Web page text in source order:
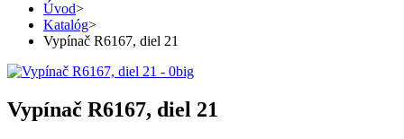
Úvod>
Katalóg>
Vypínač R6167, diel 21
Vypínač R6167, diel 21